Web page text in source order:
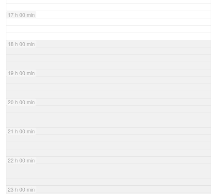
17 h 00 min
18 h 00 min
19 h 00 min
20 h 00 min
21 h 00 min
22 h 00 min
23 h 00 min